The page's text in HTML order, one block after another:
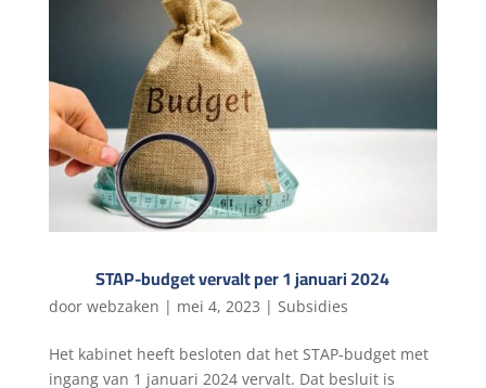
STAP-budget vervalt per 1 januari 2024
door webzaken | mei 4, 2023 | Subsidies
Het kabinet heeft besloten dat het STAP-budget met
ingang van 1 januari 2024 vervalt. Dat besluit is